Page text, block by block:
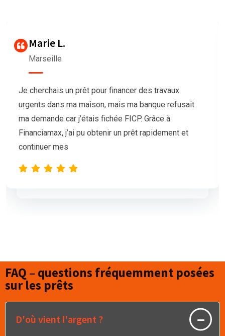
Nous avions besoin de trésorerie pour notre
association afin d’organiser un grand événement,
mais nos demandes de prêt étaient sans succès.
L’équipe de Financiamax a été très professionnelle
et compréhensive, et nous a proposé
FAQ – questions fréquemment posées
sur les prêts
D'où vient l'argent ?